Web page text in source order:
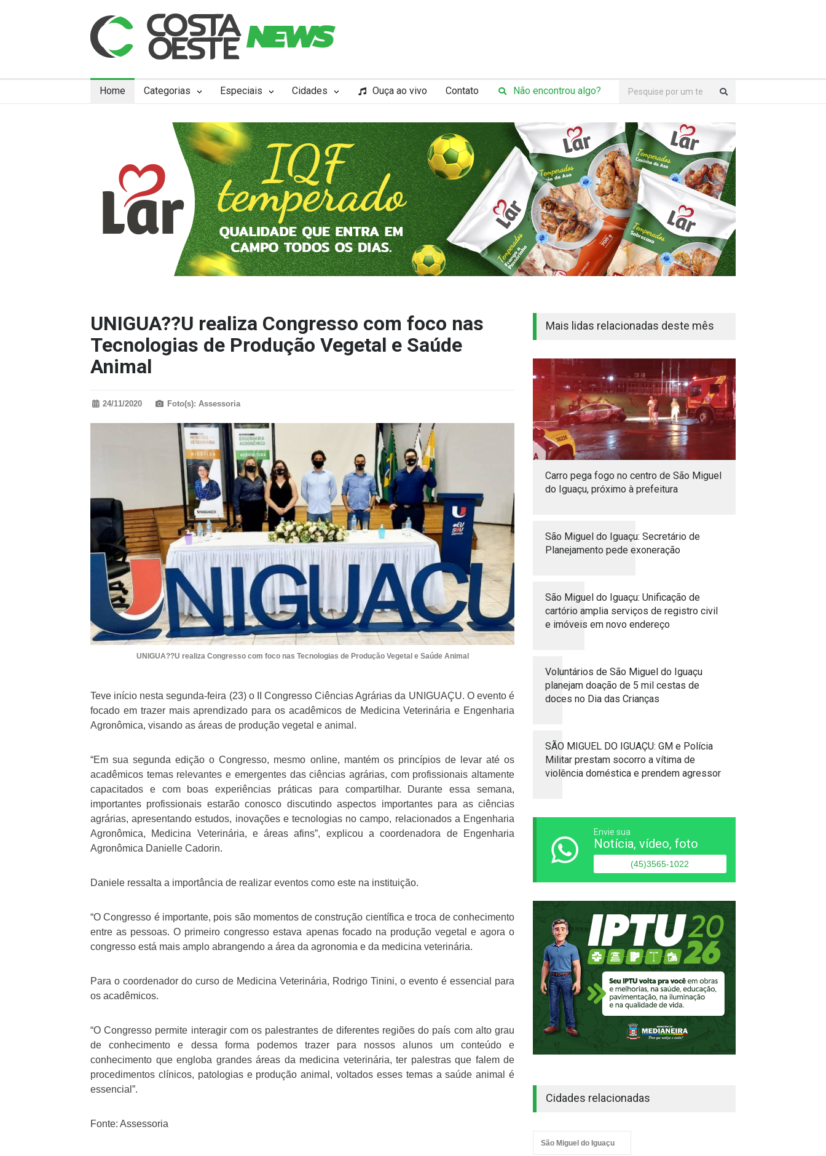
Home Categorias Especiais Cidades Ouça ao vivo Contato Não encontrou algo?
UNIGUA??U realiza Congresso com foco nas
Tecnologias de Produção Vegetal e Saúde
Animal
24/11/2020 Foto(s): Assessoria
UNIGUA??U realiza Congresso com foco nas Tecnologias de Produção Vegetal e Saúde Animal
Teve início nesta segunda-feira (23) o II Congresso Ciências Agrárias da UNIGUAÇU. O evento é
focado em trazer mais aprendizado para os acadêmicos de Medicina Veterinária e Engenharia
Agronômica, visando as áreas de produção vegetal e animal.
“Em sua segunda edição o Congresso, mesmo online, mantém os princípios de levar até os
acadêmicos temas relevantes e emergentes das ciências agrárias, com profissionais altamente
capacitados e com boas experiências práticas para compartilhar. Durante essa semana,
importantes profissionais estarão conosco discutindo aspectos importantes para as ciências
agrárias, apresentando estudos, inovações e tecnologias no campo, relacionados a Engenharia
Agronômica, Medicina Veterinária, e áreas afins”, explicou a coordenadora de Engenharia
Agronômica Danielle Cadorin.
Daniele ressalta a importância de realizar eventos como este na instituição.
“O Congresso é importante, pois são momentos de construção científica e troca de conhecimento
entre as pessoas. O primeiro congresso estava apenas focado na produção vegetal e agora o
congresso está mais amplo abrangendo a área da agronomia e da medicina veterinária.
Para o coordenador do curso de Medicina Veterinária, Rodrigo Tinini, o evento é essencial para
os acadêmicos.
“O Congresso permite interagir com os palestrantes de diferentes regiões do país com alto grau
de conhecimento e dessa forma podemos trazer para nossos alunos um conteúdo e
conhecimento que engloba grandes áreas da medicina veterinária, ter palestras que falem de
procedimentos clínicos, patologias e produção animal, voltados esses temas a saúde animal é
essencial”.
Fonte: Assessoria
Mais lidas relacionadas deste mês
Carro pega fogo no centro de São Miguel
do Iguaçu, próximo à prefeitura
São Miguel do Iguaçu: Secretário de
Planejamento pede exoneração
São Miguel do Iguaçu: Unificação de
cartório amplia serviços de registro civil
e imóveis em novo endereço
Voluntários de São Miguel do Iguaçu
planejam doação de 5 mil cestas de
doces no Dia das Crianças
SÃO MIGUEL DO IGUAÇU: GM e Polícia
Militar prestam socorro a vítima de
violência doméstica e prendem agressor
Envie sua
Notícia, vídeo, foto
(45)3565-1022
Cidades relacionadas
São Miguel do Iguaçu